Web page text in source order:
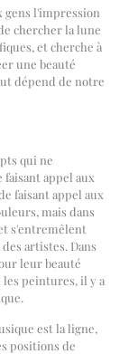
gens l'impression
chercher la lune
et cherche à
une beauté
dépend de notre
qui ne
appel aux
faisant appel aux
mais dans
s'entremêlent
artistes. Dans
leur beauté
les peintures, il y a
est la ligne,
positions de